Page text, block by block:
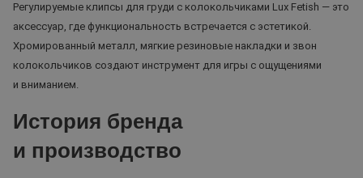
Регулируемые клипсы для груди с колокольчиками Lux Fetish — это
аксессуар, где функциональность встречается с эстетикой.
Хромированный металл, мягкие резиновые накладки и звон
колокольчиков создают инструмент для игры с ощущениями
и вниманием.
История бренда
и производство